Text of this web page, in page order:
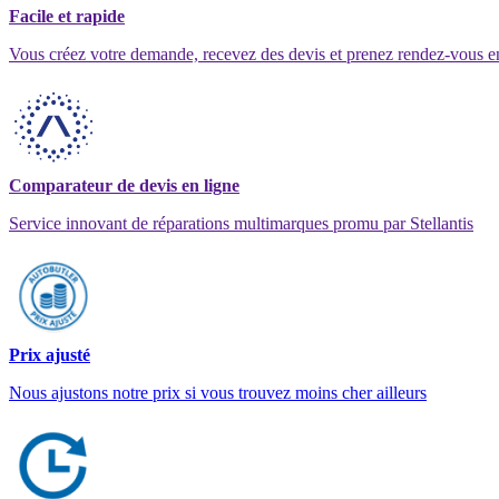
Facile et rapide
Vous créez votre demande, recevez des devis et prenez rendez-vous
Comparateur de devis en ligne
Service innovant de réparations multimarques promu par Stellantis
Prix ajusté
Nous ajustons notre prix si vous trouvez moins cher ailleurs